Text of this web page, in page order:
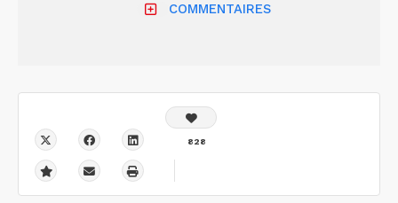
COMMENTAIRES
828